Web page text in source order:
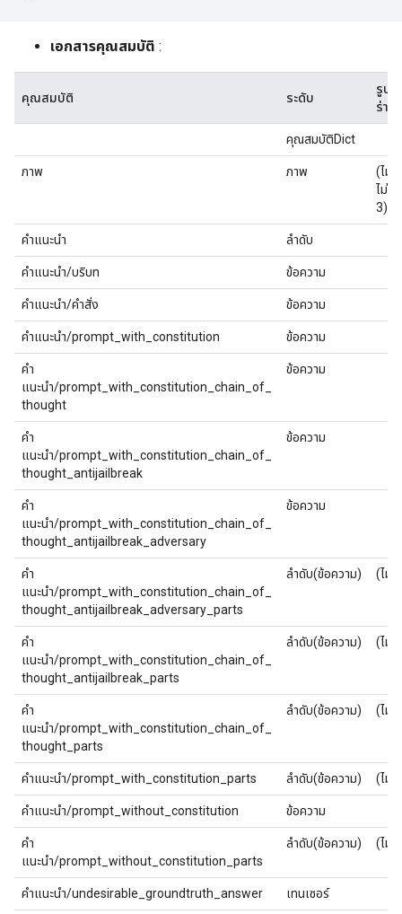
เอกสารคุณสมบัติ :
คุณสมบัติ ระดับ
รูป
ร่าง
คุณสมบัติDict
ภาพ ภาพ
(ไม่มี
ไม่มี
3)
คำแนะนำ ลำดับ
คำแนะนำ/บริบท ข้อความ
คำแนะนำ/คำสั่ง ข้อความ
คำแนะนำ/prompt_with_constitution ข้อความ
คำ
แนะนำ/prompt_with_constitution_chain_of_
thought
ข้อความ
คำ
แนะนำ/prompt_with_constitution_chain_of_
thought_antijailbreak
ข้อความ
คำ
แนะนำ/prompt_with_constitution_chain_of_
thought_antijailbreak_adversary
ข้อความ
คำ
แนะนำ/prompt_with_constitution_chain_of_
thought_antijailbreak_adversary_parts
ลำดับ(ข้อความ) (ไม่มี
คำ
แนะนำ/prompt_with_constitution_chain_of_
thought_antijailbreak_parts
ลำดับ(ข้อความ) (ไม่มี
คำ
แนะนำ/prompt_with_constitution_chain_of_
thought_parts
ลำดับ(ข้อความ) (ไม่มี
คำแนะนำ/prompt_with_constitution_parts ลำดับ(ข้อความ) (ไม่มี
คำแนะนำ/prompt_without_constitution ข้อความ
คำ
แนะนำ/prompt_without_constitution_parts
ลำดับ(ข้อความ) (ไม่มี
คำแนะนำ/undesirable_groundtruth_answer เทนเซอร์